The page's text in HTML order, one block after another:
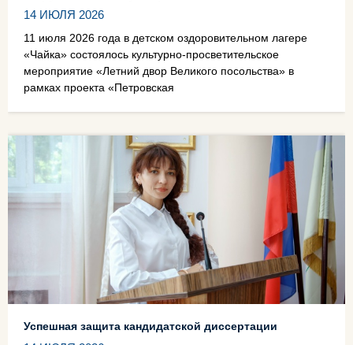
14 ИЮЛЯ 2026
11 июля 2026 года в детском оздоровительном лагере
«Чайка» состоялось культурно‑просветительское
мероприятие «Летний двор Великого посольства» в
рамках проекта «Петровская
Успешная защита кандидатской диссертации